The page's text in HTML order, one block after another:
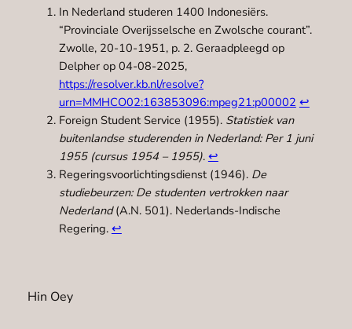
In Nederland studeren 1400 Indonesiërs.
“Provinciale Overijsselsche en Zwolsche courant”.
Zwolle, 20-10-1951, p. 2. Geraadpleegd op
Delpher op 04-08-2025,
https://resolver.kb.nl/resolve?
urn=MMHCO02:163853096:mpeg21:p00002 ↩︎
Foreign Student Service (1955). Statistiek van
buitenlandse studerenden in Nederland: Per 1 juni
1955 (cursus 1954 – 1955). ↩︎
Regeringsvoorlichtingsdienst (1946). De
studiebeurzen: De studenten vertrokken naar
Nederland(A.N. 501). Nederlands-Indische
Regering. ↩︎
Hin Oey